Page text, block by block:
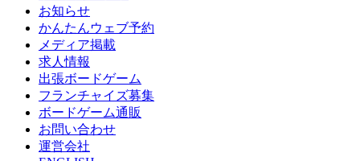
お知らせ
かんたんウェブ予約
メディア掲載
求人情報
出張ボードゲーム
フランチャイズ募集
ボードゲーム通販
お問い合わせ
運営会社